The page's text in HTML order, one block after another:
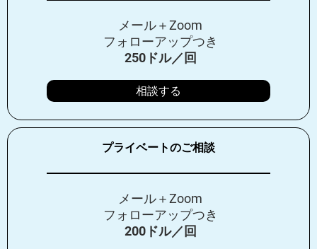
メール＋Zoom
フォローアップつき
250ドル／回
相談する
プライベートのご相談
メール＋Zoom
フォローアップつき
200ドル／回